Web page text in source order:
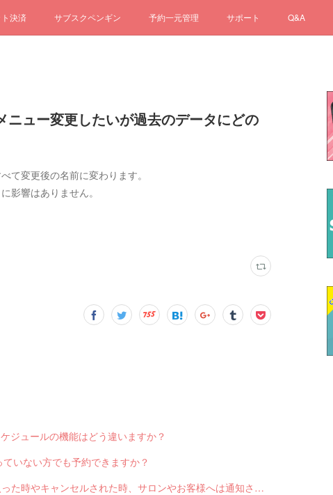
決済 サブスクペンギン 予約一元管理 サポート Q&A
ニュー変更したいが過去のデータにどの
て変更後の名前に変わります。
影響はありません。
ジュールの機能はどう違いますか？
いない方でも予約できますか？
Q-2551 LINE対応Web予約から予約が入った時やキャンセルされた時、サロンやお客様へは通知されますか？